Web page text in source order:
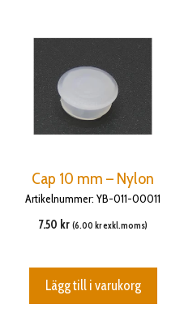
Cap 10 mm – Nylon
Artikelnummer: YB-011-00011
7.50 kr (6.00 krexkl.moms)
Lägg till i varukorg